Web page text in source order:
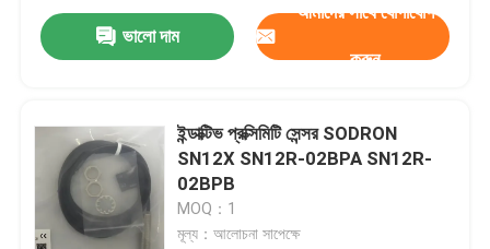
পণ্য
ভিডিও
ভালো দাম
আমাদের সাথে যোগাযোগ
করুন
ইন্ডাক্টিভ প্রক্সিমিটি সেন্সর SODRON
SN12X SN12R-02BPA SN12R-
02BPB
MOQ：1
মূল্য：আলোচনা সাপেক্ষে